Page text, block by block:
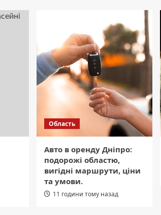
Область
Авто в оренду Дніпро:
подорожі областю,
вигідні маршрути, ціни
та умови.
11 години тому назад